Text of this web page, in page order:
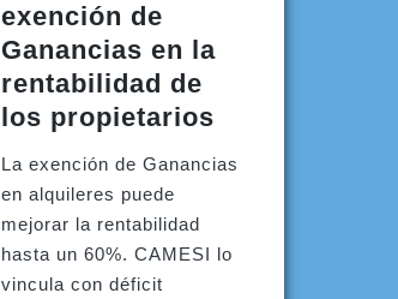
exención de
Ganancias en la
rentabilidad de
los propietarios
La exención de Ganancias
en alquileres puede
mejorar la rentabilidad
hasta un 60%. CAMESI lo
vincula con déficit